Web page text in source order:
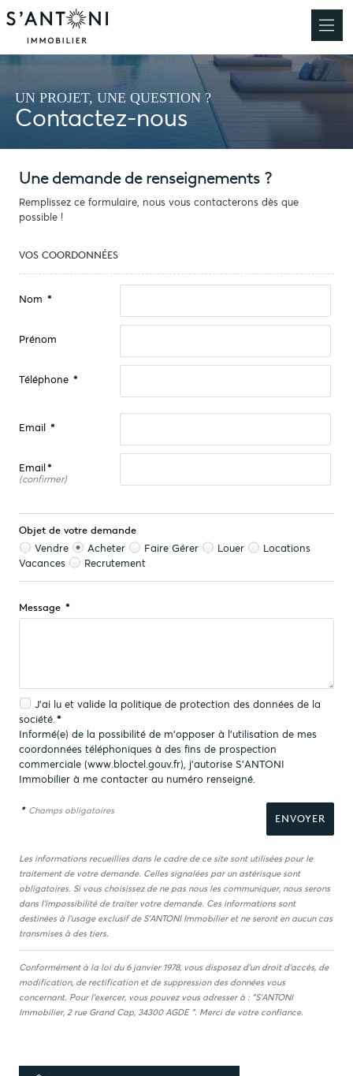
UN PROJET, UNE QUESTION ?
Contactez-nous
Une demande de renseignements ?
Remplissez ce formulaire, nous vous contacterons dès que
possible !
VOS COORDONNÉES
Nom *
Prénom
Téléphone *
Email *
Email*
(confirmer)
Objet de votre demande
Vendre Acheter Faire Gérer Louer
Locations
Vacances
Recrutement
Message *
J'ai lu et valide la politique de protection des donnéesde la
société.*
Informé(e) de la possibilité de m'opposer à l'utilisation de mes
coordonnées téléphoniques à des fins de prospection
commerciale (www.bloctel.gouv.fr), j'autorise S'ANTONI
Immobilier à me contacter au numéro renseigné.
* Champs obligatoires
Les informations recueillies dans le cadre de ce site sont utilisées pour le
traitement de votre demande. Celles signalées par un astérisque sont
obligatoires. Si vous choisissez de ne pas nous les communiquer, nous serons
dans l'impossibilité de traiter votre demande. Ces informations sont
destinées à l'usage exclusif de S'ANTONI Immobilier et ne seront en aucun cas
transmises à des tiers.
Conformément à la loi du 6 janvier 1978, vous disposez d'un droit d'accès, de
modification, de rectification et de suppression des données vous
concernant. Pour l'exercer, vous pouvez vous adresser à : "S'ANTONI
Immobilier, 2 rue Grand Cap, 34300 AGDE ". Merci de votre confiance.